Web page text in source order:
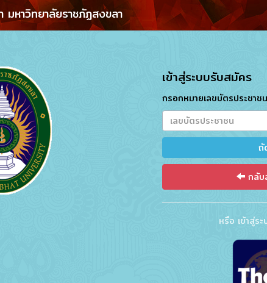
มหาวิทยาลัยราชภัฏสงขลา
เข้าสู่ระบบรับสมัคร
กรอกหมายเลขบัตรประชาช
กลับ
หรือ เข้าสู่ร